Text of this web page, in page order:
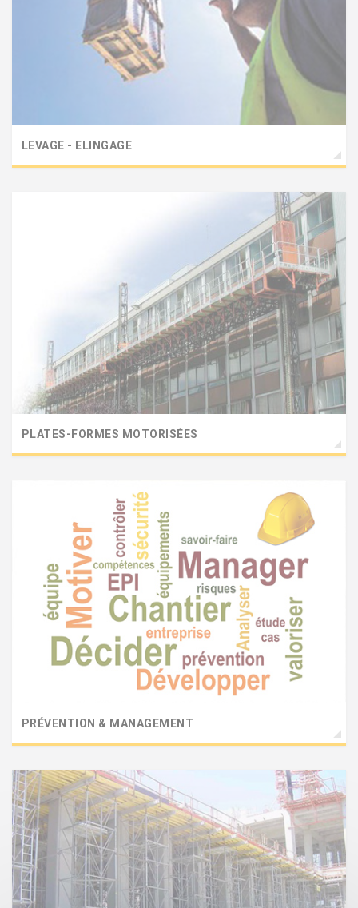
LEVAGE - ELINGAGE
PLATES-FORMES MOTORISÉES
PRÉVENTION & MANAGEMENT